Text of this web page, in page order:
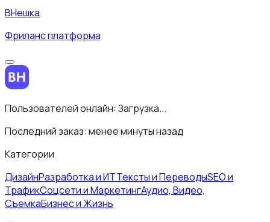
ВНешка
Фриланс платформа
Пользователей онлайн: Загрузка...
Последний заказ: менее минуты назад
Категории
ДизайнРазработка и ИТТексты и ПереводыSEO и
ТрафикСоцсети и МаркетингАудио, Видео,
СъемкаБизнес и Жизнь